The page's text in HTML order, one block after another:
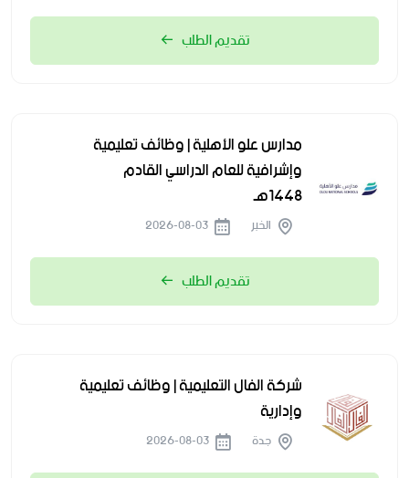
تقديم الطلب
مدارس علو الأهلية | وظائف تعليمية
وإشرافية للعام الدراسي القادم
1448هـ
الخبر
تقديم الطلب
شركة الفال التعليمية | وظائف تعليمية
وإدارية
جدة